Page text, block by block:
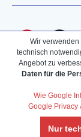
Wir
technisch
Angebot zu
Daten für die
Wie Google
Google Privacy
Nur